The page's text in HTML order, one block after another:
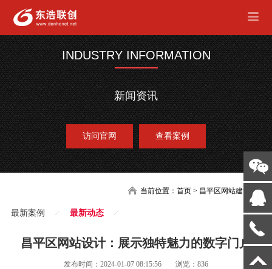
INDUSTRY INFORMATION
新闻资讯
访问官网 查看案例
当前位置：首页 > 昌平区网站建设
最新案例 最新动态
昌平区网站设计：展示独特魅力的数字门户
发布时间：2024-01-07 08:15:56 浏览：836